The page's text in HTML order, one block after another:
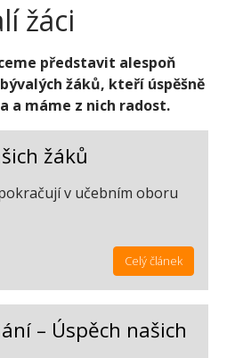
žáci
představit alespoň
žáků, kteří úspěšně
a máme z nich radost.
žáků
v učebním oboru
Celý článek
– Úspěch našich